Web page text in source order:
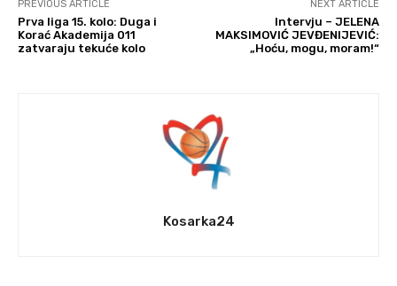
PREVIOUS ARTICLE
Prva liga 15. kolo: Duga i
Korać Akademija 011
zatvaraju tekuće kolo
NEXT ARTICLE
Intervju – JELENA
MAKSIMOVIĆ JEVĐENIJEVIĆ:
„Hoću, mogu, moram!“
Kosarka24